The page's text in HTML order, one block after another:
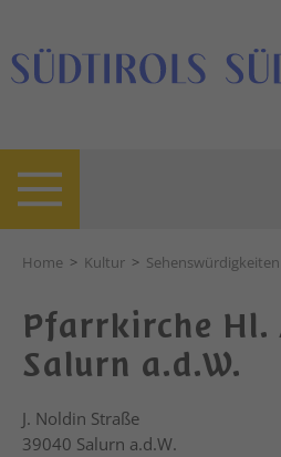
Home > Kultur > Sehenswürdigkeiten
Pfarrkirche Hl.
Salurn a.d.W.
J. Noldin Straße
39040 Salurn a.d.W.